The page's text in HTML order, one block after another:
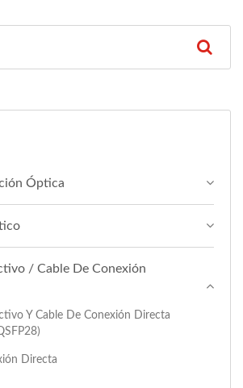
Óptica
/ Cable De Conexión
Y Cable De Conexión Directa
Directa